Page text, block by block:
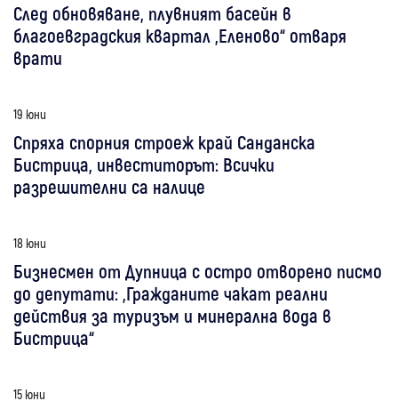
След обновяване, плувният басейн в
благоевградския квартал „Еленово“ отваря
врати
19 юни
Спряха спорния строеж край Санданска
Бистрица, инвеститорът: Всички
разрешителни са налице
18 юни
Бизнесмен от Дупница с остро отворено писмо
до депутати: „Гражданите чакат реални
действия за туризъм и минерална вода в
Бистрица“
15 юни